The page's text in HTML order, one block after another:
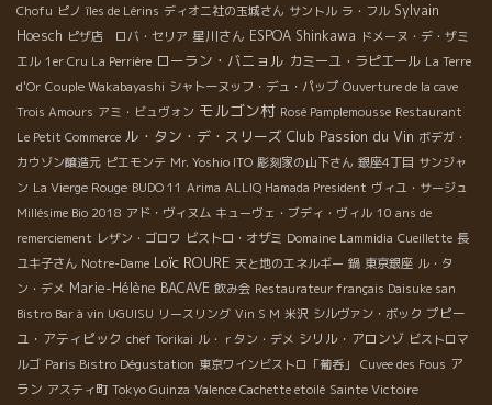
Chofu ピノ îles de Lérins ディオニ社の玉城さん サントル ラ・フル Sylvain
Hoesch ピザ店 ロバ・セリア 星川さん ESPOA Shinkawa ドメーヌ・デ・ザミ
エル 1er Cru La Perrière ローラン・バニョル カミーユ・ラピエール La Terre
d'Or Couple Wakabayashi シャトーヌッフ・デュ・パップ Ouverture de la cave
Trois Amours アミ・ビュヴォン モルゴン村 Rosé Pamplemousse Restaurant
Le Petit Commerce ル・タン・デ・スリーズ Club Passion du Vin ボデガ・
カウゾン醸造元 ピエモンテ Mr. Yoshio ITO 彫刻家の山下さん 銀座4丁目 サンジャ
ン La Vierge Rouge BUDO 11 Arima ALLIQ Hamada President ヴィユ・サージュ
Millésime Bio 2018 アド・ヴィヌム キューヴェ・ブディ・ヴィル 10 ans de
remerciement レザン・ゴロワ ビストロ・オザミ Domaine Lammidia Cueillette 長
ユキ子さん Notre-Dame Loïc ROURE 天と地のエネルギー 鍋 東京銀座 ル・タ
ン・デメ Marie-Hélène BACAVE 飲み会 Restaurateur français Daisuke san
Bistro Bar à vin UGUISU リースリング Vin S M 米沢 シルヴァン・ボック プピー
ユ・アティピック chef Torikai ル・ｒタン・デメ シリル・アロンゾ ビストロマ
ルゴ Paris Bistro Dégustation 東京ワインビストロ「葡呑」 Cuvee des Fous ア
ラン アスティ町 Tokyo Guinza Valence Cachette etoilé Sainte Victoire